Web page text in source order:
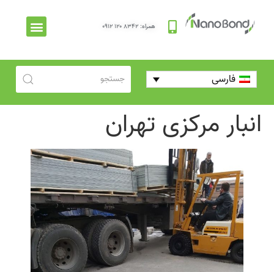
همراه: ۸۳۴۲ ۱۲۰ ۰۹۱۲
فارسی
انبار مرکزی تهران